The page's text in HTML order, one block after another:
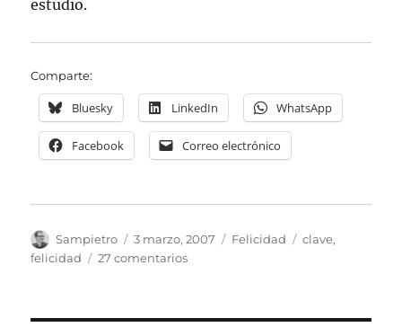
estudio.
Comparte:
Bluesky LinkedIn WhatsApp
Facebook Correo electrónico
Autor
Sampietro
Publicado
el
3 marzo, 2007 Categorías
Felicidad Etiquetas
clave,
felicidad
27 comentariosen